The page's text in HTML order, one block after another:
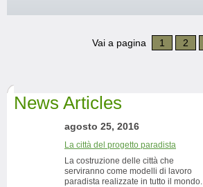
Vai a pagina 1 2
News Articles
agosto 25, 2016
La città del progetto paradista
La costruzione delle città che
serviranno come modelli di lavoro
paradista realizzate in tutto il mondo.